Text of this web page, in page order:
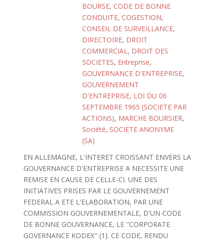
BOURSE, CODE DE BONNE
CONDUITE, COGESTION,
CONSEIL DE SURVEILLANCE,
DIRECTOIRE, DROIT
COMMERCIAL, DROIT DES
SOCIETES, Entreprise,
GOUVERNANCE D'ENTREPRISE,
GOUVERNEMENT
D'ENTREPRISE, LOI DU 06
SEPTEMBRE 1965 (SOCIETE PAR
ACTIONS), MARCHE BOURSIER,
Société, SOCIETE ANONYME
(SA)
EN ALLEMAGNE, L'INTERET CROISSANT ENVERS LA
GOUVERNANCE D'ENTREPRISE A NECESSITE UNE
REMISE EN CAUSE DE CELLE-CI. UNE DES
INITIATIVES PRISES PAR LE GOUVERNEMENT
FEDERAL A ETE L'ELABORATION, PAR UNE
COMMISSION GOUVERNEMENTALE, D'UN CODE
DE BONNE GOUVERNANCE, LE "CORPORATE
GOVERNANCE KODEX" (1). CE CODE, RENDU